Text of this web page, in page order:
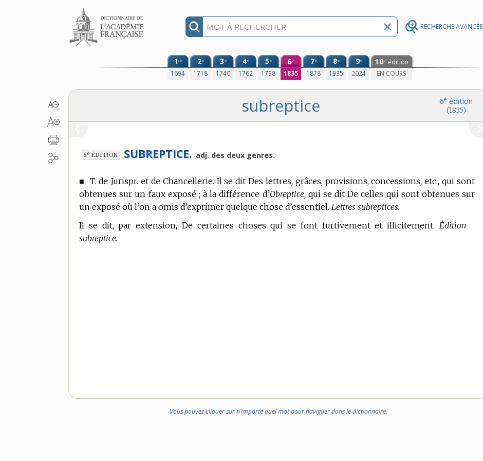
RECHERCHE AVANCÉE
Aller au contenu
1re
1694
2e
1718
3e
1740
4e
1762
5e
1798
6e
1835
7e
1878
8e
1935
9e
2024
10e édition
EN COURS
6e édition
(1835)
subreptice
6e ÉDITION SUBREPTICE. adj. des deux genres.
■ T. de Jurispr. et de Chancellerie. Il se dit Des lettres, grâces, provisions, concessions, etc., qui sont
obtenues sur un faux exposé ; à la différence d’Obreptice, qui se dit De celles qui sont obtenues sur
un exposé où l’on a omis d’exprimer quelque chose d’essentiel. Lettres subreptices.
Il se dit, par extension, De certaines choses qui se font furtivement et illicitement. Édition
subreptice.
Vous pouvez cliquer sur n’importe quel mot pour naviguer dans le dictionnaire.